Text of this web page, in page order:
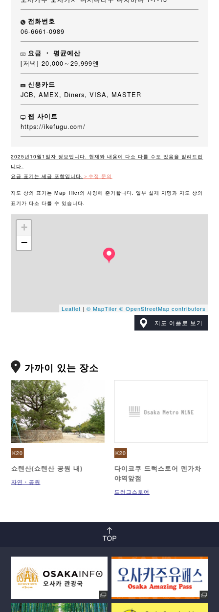
전화번호
06-6661-0989
요금 ・ 평균예산
[저녁] 20,000～29,999엔
신용카드
JCB, AMEX, Diners, VISA, MASTER
웹 사이트
https://ikefugu.com/
2025년10월1일자 정보입니다. 현재와 내용이 다소 다를 수도 있음을 알려드립
니다.
요금 표기는 세금 포함입니다. ＞수정 문의
지도 상의 표기는 Map Tiler의 사양에 준거합니다. 일부 실제 지명과 지도 상의
표기가 다소 다를 수 있습니다.
+
−
Leaflet | © MapTiler © OpenStreetMap contributors
지도 어플로 보기
가까이 있는 장소
K20
쇼텐산(쇼텐산 공원 내)
자연・공원
K20
다이코쿠 드럭스토어 덴가차
야역앞점
드러그스토어